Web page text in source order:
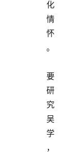
化
情
怀
。
要
研
究
吴
学
，